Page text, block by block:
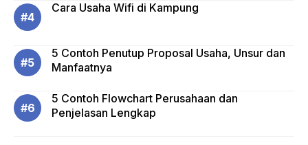
Cara Usaha Wifi di Kampung
5 Contoh Penutup Proposal Usaha, Unsur dan
Manfaatnya
5 Contoh Flowchart Perusahaan dan
Penjelasan Lengkap